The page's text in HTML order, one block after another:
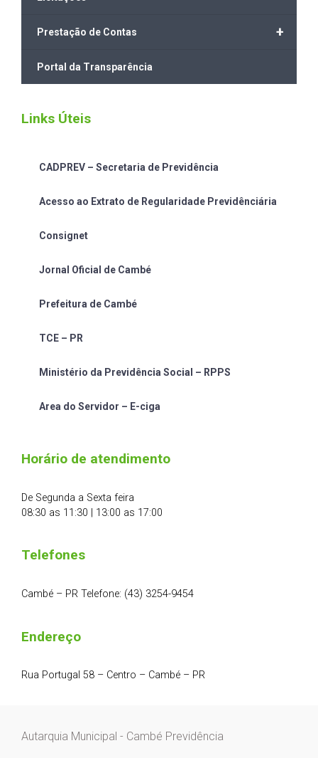
+
Prestação de Contas
Portal da Transparência
Links Úteis
CADPREV – Secretaria de Previdência
Acesso ao Extrato de Regularidade Previdênciária
Consignet
Jornal Oficial de Cambé
Prefeitura de Cambé
TCE – PR
Ministério da Previdência Social – RPPS
Area do Servidor – E-ciga
Horário de atendimento
De Segunda a Sexta feira
08:30 as 11:30 | 13:00 as 17:00
Telefones
Cambé – PR Telefone: (43) 3254-9454
Endereço
Rua Portugal 58 – Centro – Cambé – PR
Autarquia Municipal - Cambé Previdência